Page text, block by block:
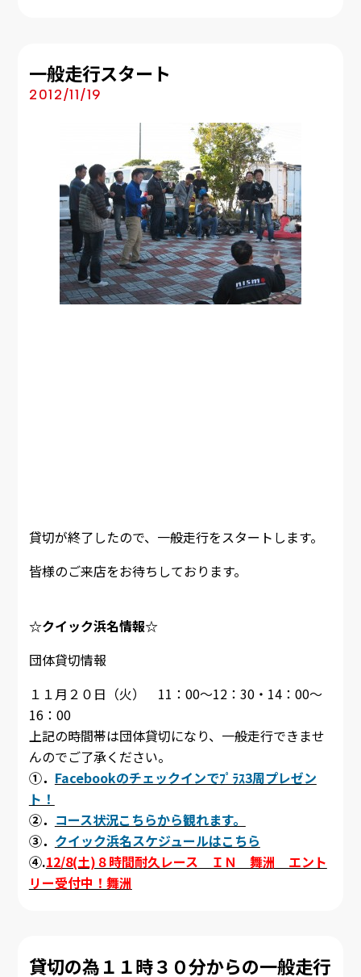
一般走行スタート
2012/11/19
貸切が終了したので、一般走行をスタートします。
皆様のご来店をお待ちしております。
☆クイック浜名情報☆
団体貸切情報
１１月２０日（火） 11：00～12：30・14：00～
16：00
上記の時間帯は団体貸切になり、一般走行できませ
んのでご了承ください。
①． Facebookのチェックインでﾌﾟﾗｽ3周プレゼン
ト！
②． コース状況こちらから観れます。
③． クイック浜名スケジュールはこちら
④.12/8(土)８時間耐久レース ＩＮ 舞洲 エント
リー受付中！舞洲
貸切の為１１時３０分からの一般走行